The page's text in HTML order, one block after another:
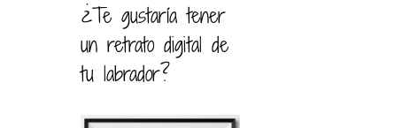
¿Te gustaría tener
un retrato digital de
tu labrador?